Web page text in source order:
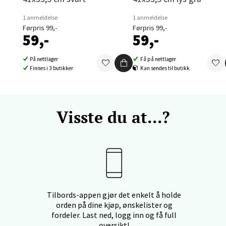
1 anmeldelse
Førpris 99,-
59,-
På nettlager
Finnes i 3 butikker
1 anmeldelse
Førpris 99,-
59,-
Få på nettlager
Kan sendes til butikk
Visste du at...?
Tilbords-appen gjør det enkelt å holde
orden på dine kjøp, ønskelister og
fordeler. Last ned, logg inn og få full
- Sortland Storsenter
26, 8400 Sortland
dag 10-16
2, 7714 Steinkjer
- Stord
2, 5401 Stord
10-15